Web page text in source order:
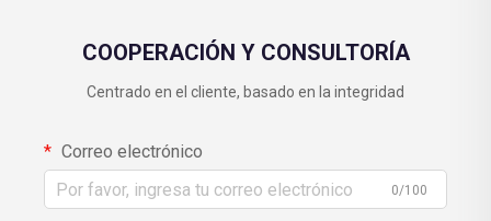
COOPERACIÓN Y CONSULTORÍA
Centrado en el cliente, basado en la integridad
Correo electrónico
0/100